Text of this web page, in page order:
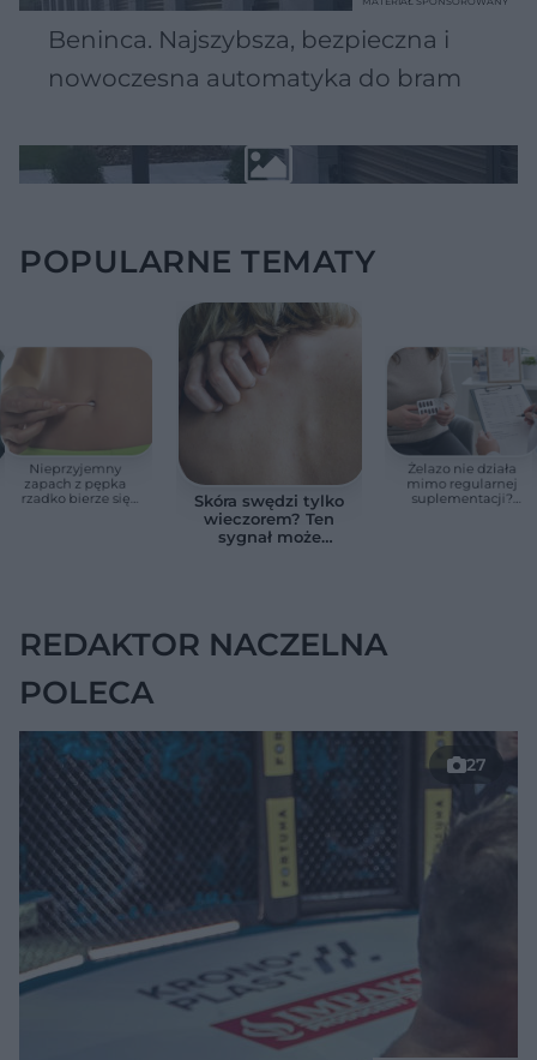
Beninca. Najszybsza, bezpieczna i
nowoczesna automatyka do bram
POPULARNE TEMATY
Nieprzyjemny
zapach z pępka
rzadko bierze się
Skóra swędzi tylko
wieczorem? Ten
sygnał może
Żelazo nie działa
mimo regularnej
suplementacji?
REDAKTOR NACZELNA
POLECA
27